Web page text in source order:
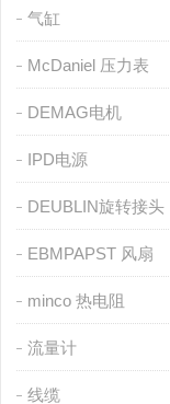
气缸
McDaniel 压力表
DEMAG电机
IPD电源
DEUBLIN旋转接头
EBMPAPST 风扇
minco 热电阻
流量计
线缆